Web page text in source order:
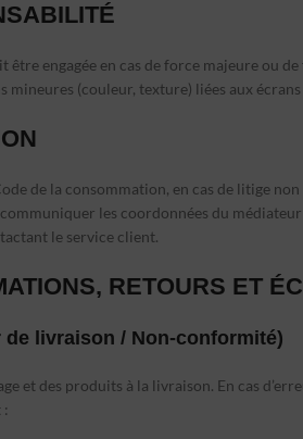
être engagée en cas de force majeure ou
mineures (couleur, texture) liées aux
de la consommation, en cas de litige
communiquer les coordonnées du
le service client.
RETOURS ET
de livraison / Non-conformité)
et des produits à la livraison. En cas